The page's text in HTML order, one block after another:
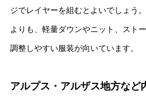
ジでレイヤーを組むとよいでしょう
よりも、軽量ダウンやニット、スト
調整しやすい服装が向いています。
アルプス・アルザス地方など